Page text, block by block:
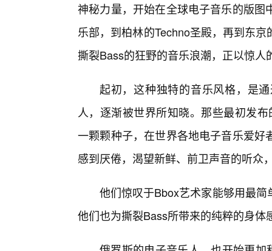
神秘力量，开始在全球电子音乐的版
乐部，到柏林的Techno圣殿，再到东
撕裂Bass的狂野的音乐浪潮，正以惊人
起初，这种独特的音乐风格，是
人，逐渐被世界所知晓。那些最初发
一颗颗种子，在世界各地电子音乐爱
感到厌倦，渴望新鲜、前卫声音的听众
他们惊叹于Bbox艺术家能够用最
他们也为撕裂Bass所带来的纯粹的身体